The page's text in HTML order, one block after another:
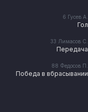
6 Гусев А.
Гол
33 Лимасов С.
Передача
88 Федосов П.
Победа в вбрасывании